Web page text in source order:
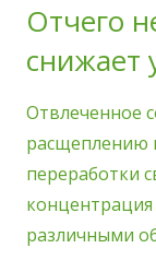
Отчего
снижает
Отвлеченное
расщеплению
переработки
различными